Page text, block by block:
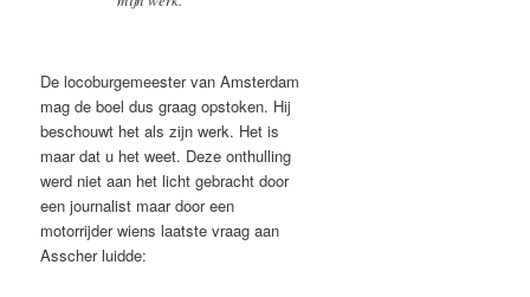
De locoburgemeester van Amsterdam
mag de boel dus graag opstoken. Hij
beschouwt het als zijn werk. Het is
maar dat u het weet. Deze onthulling
werd niet aan het licht gebracht door
een journalist maar door een
motorrijder wiens laatste vraag aan
Asscher luidde: